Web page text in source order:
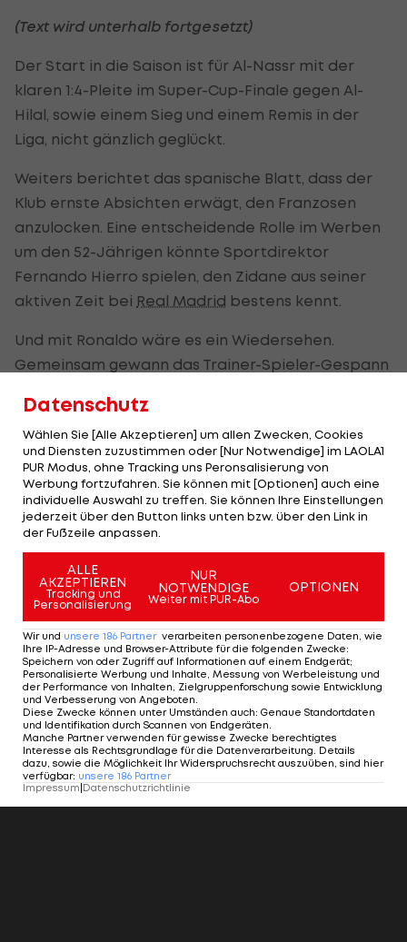
(Text wird unterhalb fortgesetzt)
Der Start in die Saison ist für Al-Nassr mit der
klaren 1:4-Pleite im Super-Cup-Finale gegen Al-
Hilal, sowie einem Sieg und einem Remis in der
Liga, nicht gänzlich geglückt.
Weiters berichtet das spanische Blatt, dass der
Klub ernste Absichten erwägt, den Franzosen
anzulocken. Eine entscheidende Rolle im Werben
um den 52-Jährigen könnte Sportdirektor
Fernando Hierro spielen, den Zidane aus seiner
aktiven Zeit bei Real Madrid bestens kennt.
Und mit Ronaldo wäre es ein Wiedersehen.
Gemeinsam gewann das Trainer-Spieler-Gespann
Neues Abenteuer! City-
Abwehrmann wechselt
in die Wüste
International
verpflichtet Torhüter
Premier League
Cristiano Ronaldo erhält
Champions-League-
Auszeichnung
Champions League
Datenschutz
Wählen Sie [Alle Akzeptieren] um allen Zwecken, Cookies
und Diensten zuzustimmen oder [Nur Notwendige] im LAOLA1
PUR Modus, ohne Tracking uns Peronsalisierung von
Werbung fortzufahren. Sie können mit [Optionen] auch eine
individuelle Auswahl zu treffen. Sie können Ihre Einstellungen
jederzeit über den Button links unten bzw. über den Link in
der Fußzeile anpassen.
ALLE
AKZEPTIEREN
Tracking und
Personalisierung
NUR
NOTWENDIGE
Weiter mit PUR-Abo
OPTIONEN
Wir und unsere 186 Partner verarbeiten personenbezogene Daten, wie
Ihre IP-Adresse und Browser-Attribute für die folgenden Zwecke:
Speichern von oder Zugriff auf Informationen auf einem Endgerät;
Personalisierte Werbung und Inhalte, Messung von Werbeleistung und
der Performance von Inhalten, Zielgruppenforschung sowie Entwicklung
und Verbesserung von Angeboten.
Diese Zwecke können unter Umständen auch: Genaue Standortdaten
und Identifikation durch Scannen von Endgeräten.
Manche Partner verwenden für gewisse Zwecke berechtigtes
Interesse als Rechtsgrundlage für die Datenverarbeitung. Details
dazu, sowie die Möglichkeit Ihr Widerspruchsrecht auszuüben, sind hier
verfügbar: unsere 186 Partner
Impressum Datenschutzrichtlinie